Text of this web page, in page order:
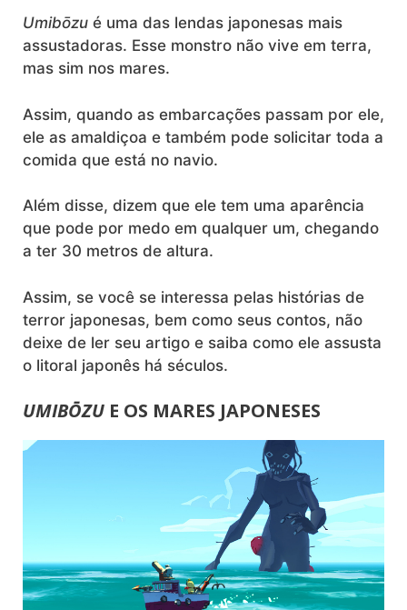
Umibōzu é uma das lendas japonesas mais
assustadoras. Esse monstro não vive em terra,
mas sim nos mares.
Assim, quando as embarcações passam por ele,
ele as amaldiçoa e também pode solicitar toda a
comida que está no navio.
Além disse, dizem que ele tem uma aparência
que pode por medo em qualquer um, chegando
a ter 30 metros de altura.
Assim, se você se interessa pelas histórias de
terror japonesas, bem como seus contos, não
deixe de ler seu artigo e saiba como ele assusta
o litoral japonês há séculos.
UMIBŌZU E OS MARES JAPONESES